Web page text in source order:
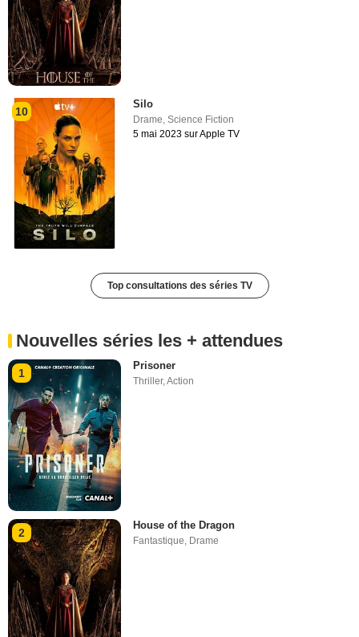
10
Silo
Drame,Science Fiction
5 mai 2023 sur Apple TV
Top consultations des séries TV
Nouvelles séries les + attendues
1
Prisoner
Thriller,Action
2
House of the Dragon
Fantastique Drame